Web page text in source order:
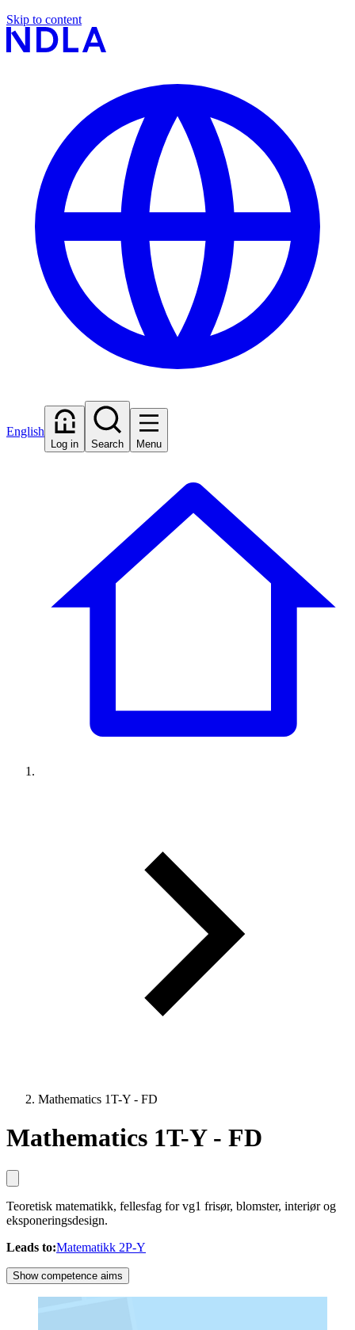
Skip to content
English
Log in Search Menu
Mathematics 1T-Y - FD
Mathematics 1T-Y - FD
Teoretisk matematikk, fellesfag for vg1 frisør, blomster, interiør og
eksponeringsdesign.
Leads to:Matematikk 2P-Y
Show competence aims